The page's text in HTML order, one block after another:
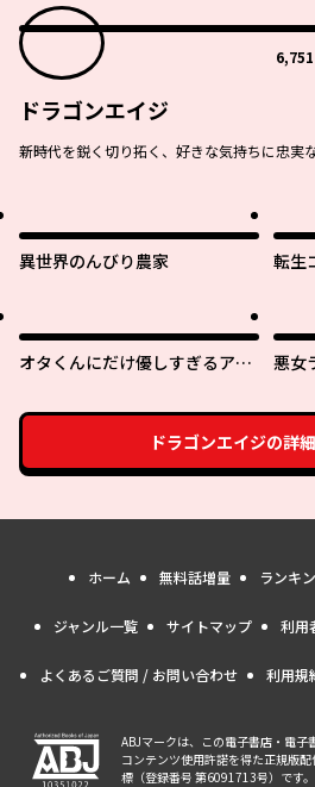
6,751
ドラゴンエイジ
新時代を鋭く切り拓く、好きな気持ちに忠実
異世界のんびり農家
転生
オタくんにだけ優しすぎるアヤ
悪女
ドラゴンエイジの詳
ホーム 無料話増量 ランキ
ジャンル一覧 サイトマップ 利用
よくあるご質問 / お問い合わせ 利用規
ABJマークは、この電子書店・電
コンテンツ使用許諾を得た正規版
標（登録番号 第6091713号）です。